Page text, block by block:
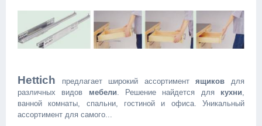
Hettich предлагает широкий ассортиментящиков для
различных видов мебели . Решение найдется для кухни
ванной комнаты, спальни, гостиной и офиса. Уникальный
ассортимент для самого